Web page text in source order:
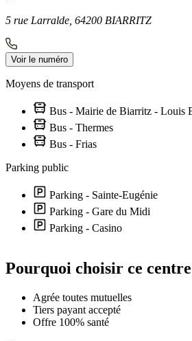
5 rue Larralde, 64200 BIARRITZ
Voir le numéro
Moyens de transport
Bus - Mairie de Biarritz - Louis
Bus - Thermes
Bus - Frias
Parking public
Parking - Sainte-Eugénie
Parking - Gare du Midi
Parking - Casino
+
Pourquoi choisir ce
Agrée toutes mutuelles
Tiers payant accepté
Offre 100% santé